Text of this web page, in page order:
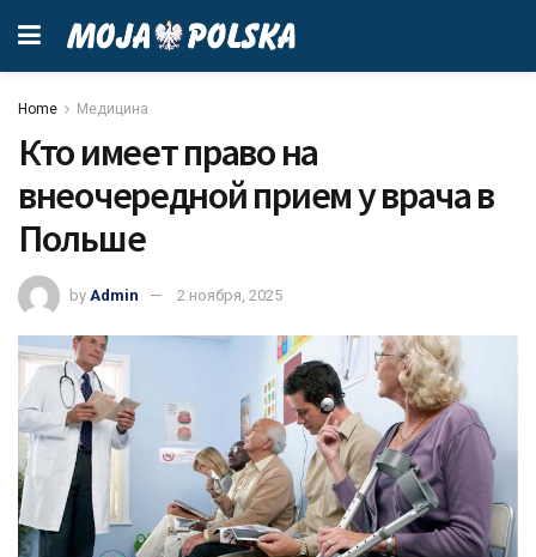
Home Медицина
Кто имеет право на
внеочередной прием у врача в
Польше
by Admin 2 ноября, 2025